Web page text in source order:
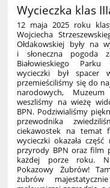
Wycieczka klas
12 maja 2025 roku
Wojciecha
Ołdakowskiej były na
i słoneczna pogoda
Białowieskiego
wycieczki był spacer
przemieściliśmy się do
narodowych,
weszliśmy na wieżę
BPN. Podziwialiśmy
przewodnika
ciekawostek na temat
wycieczki okazała
przyrody BPN oraz film
każdej porze roku.
Pokazowy Żubrów!
żubrów